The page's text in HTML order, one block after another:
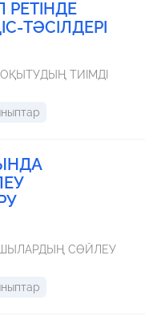
РЕТІНДЕ
ТӘСІЛДЕРІ
ОҚЫТУДЫҢ ТИІМДІ
СӨЙЛЕУ